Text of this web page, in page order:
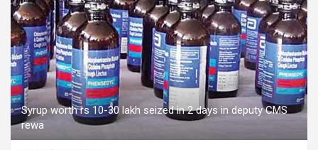
Syrup worth rs 10-30 lakh seized in 2 days in deputy CMS
rewa